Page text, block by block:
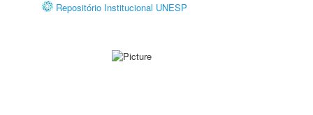
Repositório Institucional UNESP